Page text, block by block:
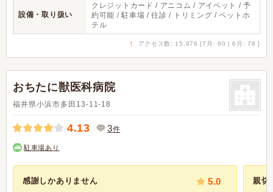
設備・取り扱い
クレジットカード / アニコム / アイペット / 予
約可能 / 駐車場 / 往診 / トリミング / ペットホ
テル
↑ アクセス数: 15,976 [7月: 80 | 6月: 78 ]
おちたに獣医科病院
福井県小浜市多田13-11-18
4.13 3件
駐車場あり
感謝しかありません 5.0 親切